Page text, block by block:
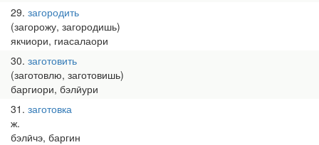
29 загородить
(загорожу, загородишь)
якчиори, гиасалаори
30 заготовить
(заготовлю, заготовишь)
баргиори, бэлӣури
31 заготовка
ж.
бэлӣчэ, баргин